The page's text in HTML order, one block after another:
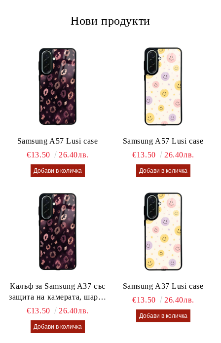
Нови продукти
Samsung A57 Lusi case
€13.50
26.40лв.
Samsung A57 Lusi case
€13.50
26.40лв.
Калъф за Samsung A37 със
защита на камерата, шарен
калъф Lusi case
€13.50 26.40лв.
Samsung A37 Lusi case
€13.50
26.40лв.